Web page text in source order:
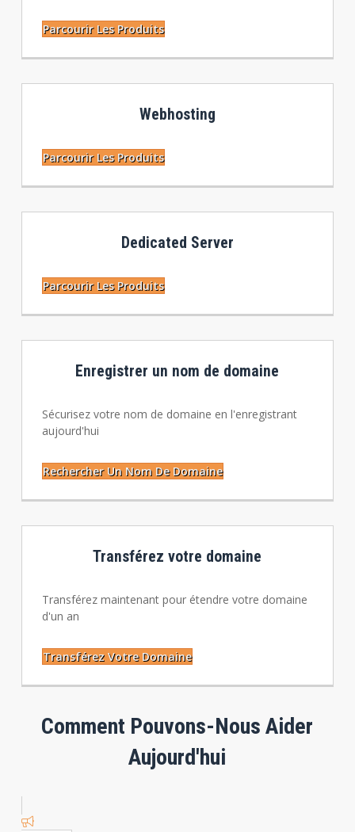
Parcourir Les Produits
Webhosting
Parcourir Les Produits
Dedicated Server
Parcourir Les Produits
Enregistrer un nom de domaine
Sécurisez votre nom de domaine en l'enregistrant
aujourd'hui
Rechercher Un Nom De Domaine
Transférez votre domaine
Transférez maintenant pour étendre votre domaine
d'un an
Transférez Votre Domaine
Comment Pouvons-Nous Aider
Aujourd'hui